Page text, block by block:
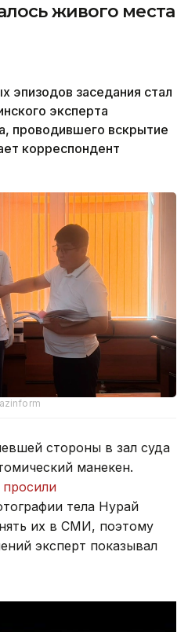
живого места
эпизодов заседания стал
эксперта
проводившего вскрытие
корреспондент
стороны в зал суда
манекен.
просили
тела Нурай
их в СМИ, поэтому
эксперт показывал